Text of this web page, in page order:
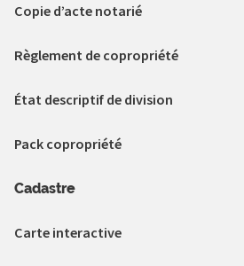
Copie d’acte notarié
Règlement de copropriété
État descriptif de division
Pack copropriété
Cadastre
Carte interactive